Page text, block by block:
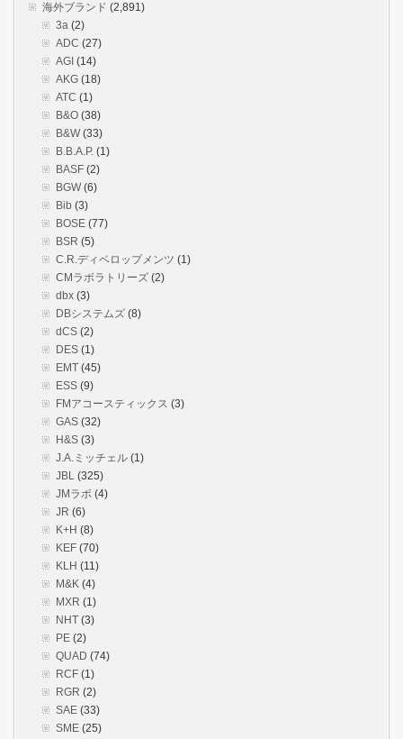
海外ブランド (2,891)
3a (2)
ADC (27)
AGI (14)
AKG (18)
ATC (1)
B&O (38)
B&W(33)
B.B.A.P. (1)
BASF (2)
BGW(6)
Bib (3)
BOSE (77)
BSR (5)
C.R.ディベロップメンツ (1)
CMラボラトリーズ (2)
dbx (3)
DBシステムズ (8)
dCS (2)
DES (1)
EMT (45)
ESS (9)
FMアコースティックス (3)
GAS (32)
H&S (3)
J.A.ミッチェル (1)
JBL (325)
JMラボ (4)
JR (6)
K+H (8)
KEF (70)
KLH (11)
M&K (4)
MXR (1)
NHT (3)
PE (2)
QUAD (74)
RCF (1)
RGR (2)
SAE (33)
SME (25)